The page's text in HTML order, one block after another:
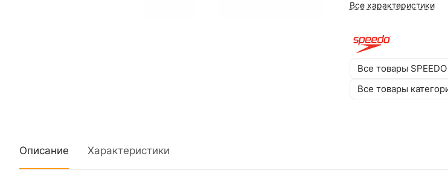
Все характеристики
Все товары SPEEDO
Все товары
Описание Характеристики